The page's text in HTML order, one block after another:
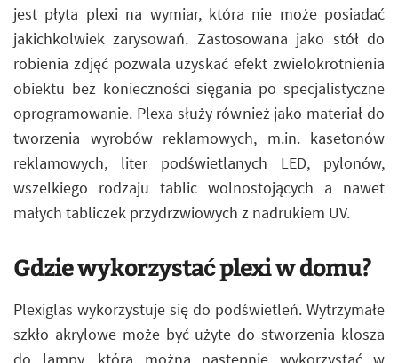
jest płyta plexi na wymiar, która nie może posiadać
jakichkolwiek zarysowań. Zastosowana jako stół do
robienia zdjęć pozwala uzyskać efekt zwielokrotnienia
obiektu bez konieczności sięgania po specjalistyczne
oprogramowanie. Plexa służy również jako materiał do
tworzenia wyrobów reklamowych, m.in. kasetonów
reklamowych, liter podświetlanych LED, pylonów,
wszelkiego rodzaju tablic wolnostojących a nawet
małych tabliczek przydrzwiowych z nadrukiem UV.
Gdzie wykorzystać plexi w domu?
Plexiglas wykorzystuje się do podświetleń. Wytrzymałe
szkło akrylowe może być użyte do stworzenia klosza